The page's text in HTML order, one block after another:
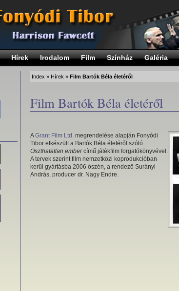
Hírek Irodalom Film Színház Galéria
Index » Hírek » Film Bartók Béla életéről
Film Bartók Béla életéről
AGrant Film Ltd. megrendelése alapján Fonyódi
Tibor elkészült a Bartók Béla életéről szóló
Oszthatatlan embercímű játékfilm forgatókönyvével.
A tervek szerint film nemzetközi koprodukcióban
kerül gyártásba 2006 őszén, a rendező Surányi
András, producer dr. Nagy Endre.